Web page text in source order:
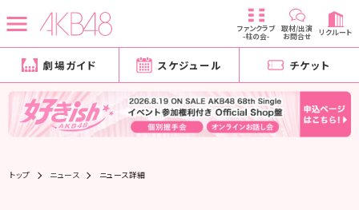
ファンクラブ
-柱の会-
取材/出演
お問合せ リクルート
劇場ガイド スケジュール チケット
トップ ニュース ニュース詳細